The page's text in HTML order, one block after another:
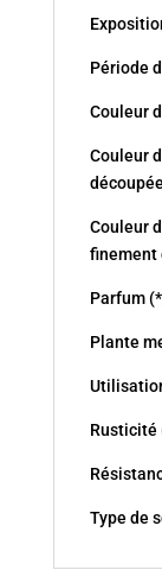
Période
Couleur
Couleur
découpée
Couleur
finement
Parfum
Plante
Type de